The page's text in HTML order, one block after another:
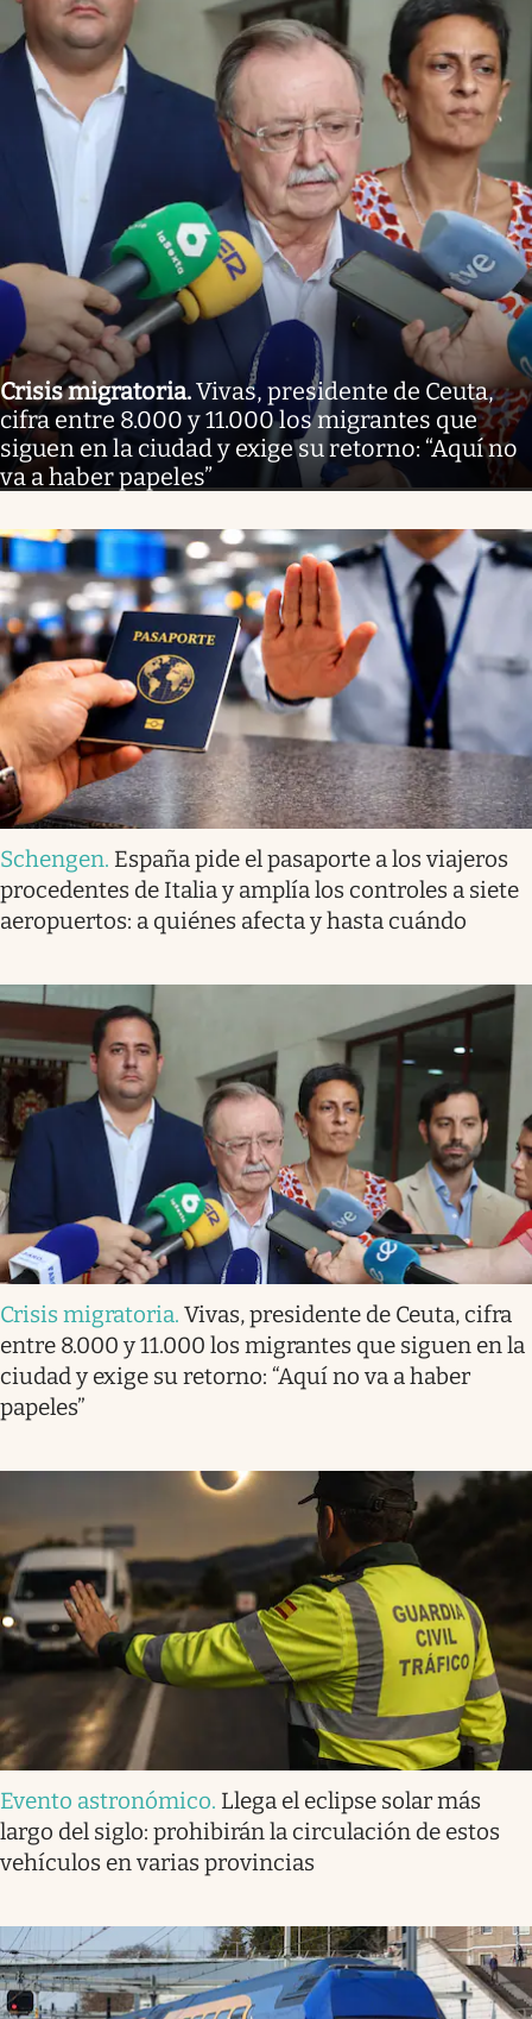
Crisis migratoria.Vivas, presidente de Ceuta,
cifra entre 8.000 y 11.000 los migrantes que
siguen en la ciudad y exige su retorno: “Aquí no
va a haber papeles”
Schengen. España pide el pasaporte a los viajeros
procedentes de Italia y amplía los controles a siete
aeropuertos: a quiénes afecta y hasta cuándo
Crisis migratoria. Vivas, presidente de Ceuta, cifra
entre 8.000 y 11.000 los migrantes que siguen en la
ciudad y exige su retorno: “Aquí no va a haber
papeles”
Evento astronómico. Llega el eclipse solar más
largo del siglo: prohibirán la circulación de estos
vehículos en varias provincias